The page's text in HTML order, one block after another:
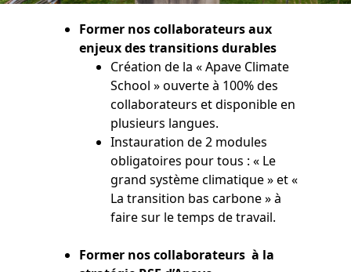
Former nos collaborateurs aux
enjeux des transitions durables
Création de la « Apave Climate
School » ouverte à 100% des
collaborateurs et disponible en
plusieurs langues.
Instauration de 2 modules
obligatoires pour tous : « Le
grand système climatique » et «
La transition bas carbone » à
faire sur le temps de travail.
Former nos collaborateurs à la